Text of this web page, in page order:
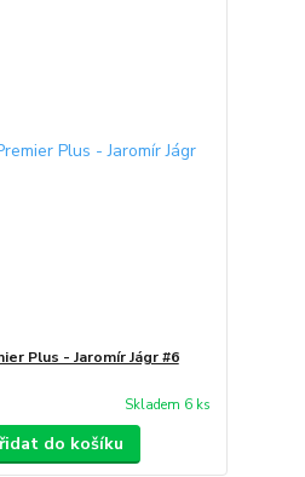
Plus - Jaromír Jágr #6
Skladem 6 ks
do košíku